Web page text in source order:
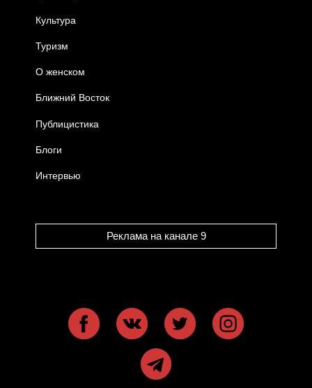
Культура
Туризм
О женском
Ближний Восток
Публицистика
Блоги
Интервью
Реклама на канале 9